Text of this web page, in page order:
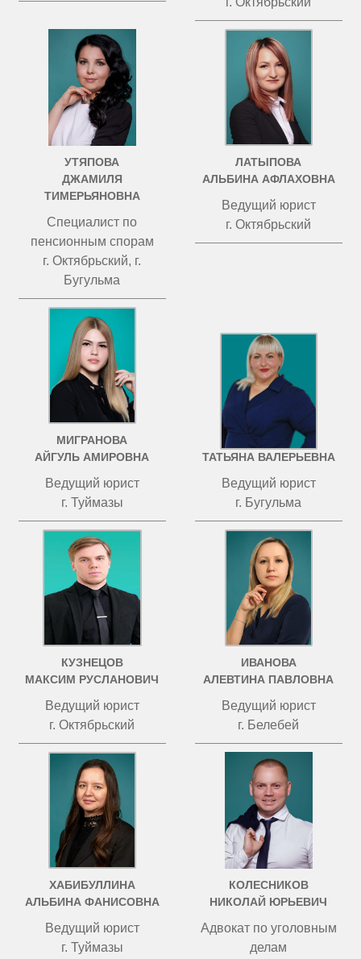
УТЯПОВА
ДЖАМИЛЯ
ТИМЕРЬЯНОВНА
Специалист по
пенсионным спорам
г. Октябрьский, г.
Бугульма
ЛАТЫПОВА
АЛЬБИНА АФЛАХОВНА
Ведущий юрист
г. Октябрьский
МИГРАНОВА
АЙГУЛЬ АМИРОВНА
Ведущий юрист
г. Туймазы
ЧИСТОВА
ТАТЬЯНА ВАЛЕРЬЕВНА
Ведущий юрист
г. Бугульма
КУЗНЕЦОВ
МАКСИМ РУСЛАНОВИЧ
Ведущий юрист
г. Октябрьский
ИВАНОВА
АЛЕВТИНА ПАВЛОВНА
Ведущий юрист
г. Белебей
ХАБИБУЛЛИНА
АЛЬБИНА ФАНИСОВНА
Ведущий юрист
г. Туймазы
КОЛЕСНИКОВ
НИКОЛАЙ ЮРЬЕВИЧ
Адвокат по уголовным
делам